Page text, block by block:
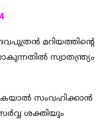
മറിയത്തിന്റെ
സ്വാതന്ത്ര്യം
സംവഹിക്കാൻ
ശക്തിയും